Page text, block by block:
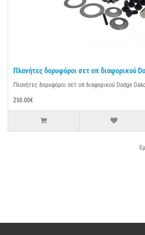
Πλανήτες δορυφόροι σετ οπ διαφορικού
Πλανήτες δορυφόροι σετ οπ διαφορικού Dodge
250.00€